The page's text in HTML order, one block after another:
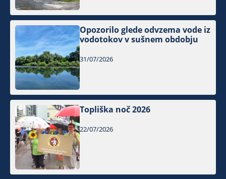
Opozorilo glede odvzema vode iz
vodotokov v sušnem obdobju
31/07/2026
Topliška noč 2026
22/07/2026